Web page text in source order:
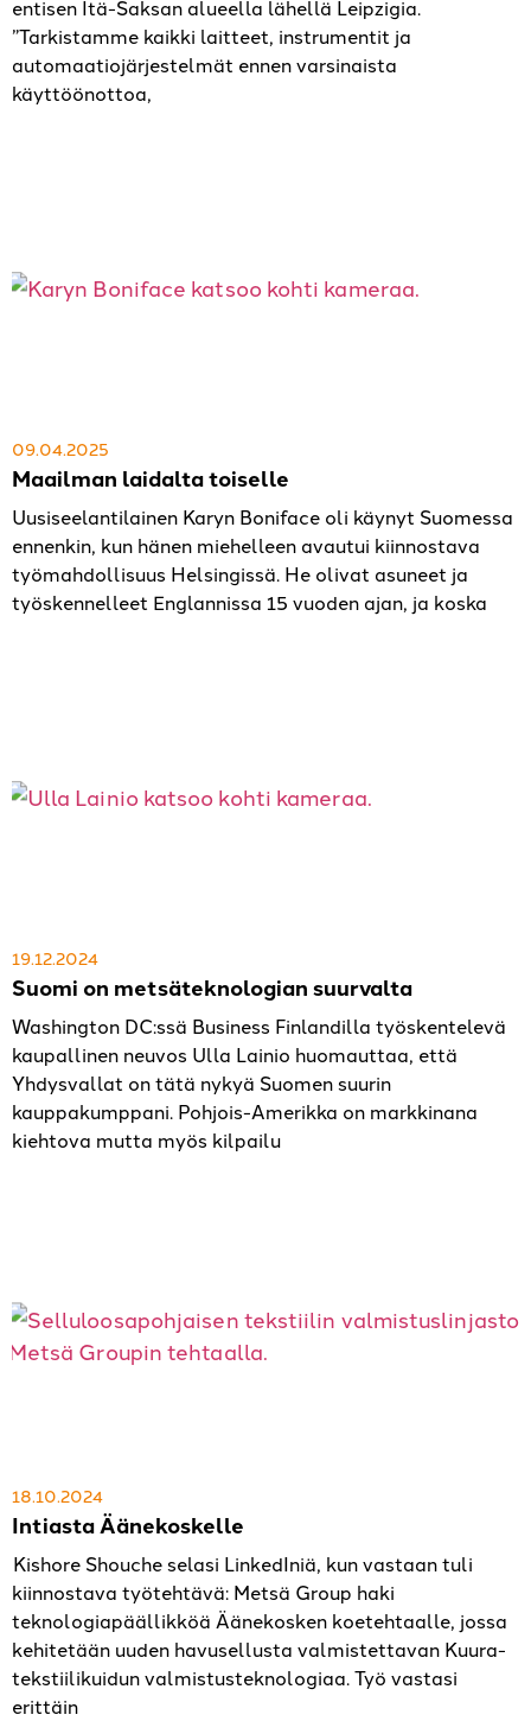
entisen Itä-Saksan alueella lähellä Leipzigia.
”Tarkistamme kaikki laitteet, instrumentit ja
automaatiojärjestelmät ennen varsinaista
käyttöönottoa,
Maailman laidalta toiselle
09.04.2025
Uusiseelantilainen Karyn Boniface oli käynyt Suomessa
ennenkin, kun hänen miehelleen avautui kiinnostava
työmahdollisuus Helsingissä. He olivat asuneet ja
työskennelleet Englannissa 15 vuoden ajan, ja koska
Suomi on metsäteknologian suurvalta
19.12.2024
Washington DC:ssä Business Finlandilla työskentelevä
kaupallinen neuvos Ulla Lainio huomauttaa, että
Yhdysvallat on tätä nykyä Suomen suurin
kauppakumppani. Pohjois-Amerikka on markkinana
kiehtova mutta myös kilpailu
Intiasta Äänekoskelle
18.10.2024
Kishore Shouche selasi LinkedIniä, kun vastaan tuli
kiinnostava työtehtävä: Metsä Group haki
teknologiapäällikköä Äänekosken koetehtaalle, jossa
kehitetään uuden havusellusta valmistettavan Kuura-
tekstiilikuidun valmistusteknologiaa. Työ vastasi
erittäin